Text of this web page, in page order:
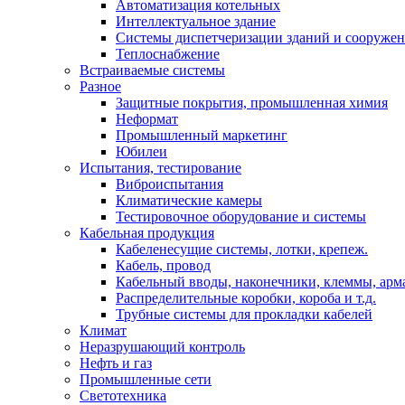
Автоматизация котельных
Интеллектуальное здание
Системы диспетчеризации зданий и
Теплоснабжение
Встраиваемые системы
Разное
Защитные покрытия, промышленная химия
Неформат
Промышленный маркетинг
Юбилеи
Испытания, тестирование
Виброиспытания
Климатические камеры
Тестировочное оборудование и системы
Кабельная продукция
Кабеленесущие системы, лотки, крепеж.
Кабель, провод
Кабельный вводы, наконечники, клеммы,
Распределительные коробки, короба и т.д.
Трубные системы для прокладки кабелей
Климат
Неразрушающий контроль
Нефть и газ
Промышленные сети
Светотехника